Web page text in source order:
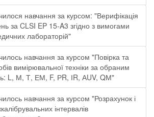
навчання за курсом: "Верифікація
за CLSI EP 15-A3 згідно з вимогами
лабораторій"
навчання за курсом "Повірка та
вимірювальної техніки за обраним
L, М, Т, ЕМ, F, РR, ІR, АUV, QМ"
навчання за курсом "Розрахунок і
інтервалів